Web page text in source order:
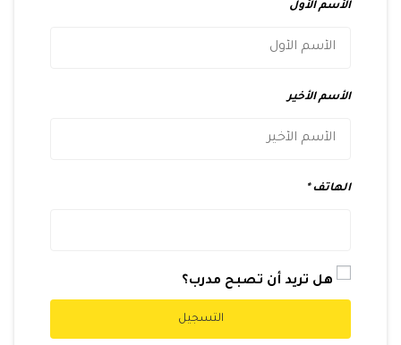
الأسم الأول
الأسم الأخير
الهاتف
هل تريد أن تصبح مدرب؟
التسجيل